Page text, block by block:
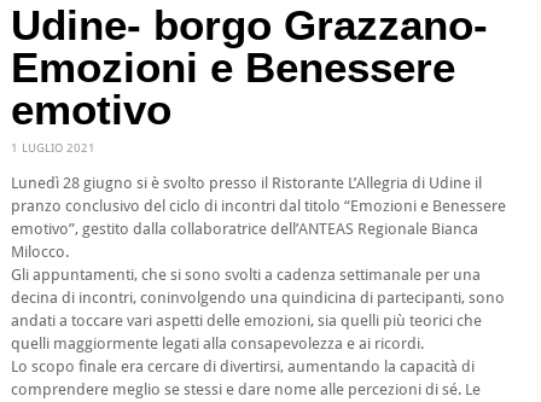
Udine- borgo Grazzano-
Emozioni e Benessere
emotivo
1 LUGLIO 2021
Lunedì 28 giugno si è svolto presso il Ristorante L’Allegria di Udine il
pranzo conclusivo del ciclo di incontri dal titolo “Emozioni e Benessere
emotivo”, gestito dalla collaboratrice dell’ANTEAS Regionale Bianca
Milocco.
Gli appuntamenti, che si sono svolti a cadenza settimanale per una
decina di incontri, coninvolgendo una quindicina di partecipanti, sono
andati a toccare vari aspetti delle emozioni, sia quelli più teorici che
quelli maggiormente legati alla consapevolezza e ai ricordi.
Lo scopo finale era cercare di divertirsi, aumentando la capacità di
comprendere meglio se stessi e dare nome alle percezioni di sé. Le